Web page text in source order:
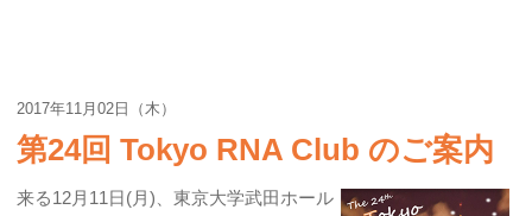
2017年11月02日（木）
第24回 Tokyo RNA Club のご案内
来る12月11日(月)、東京大学武田ホール